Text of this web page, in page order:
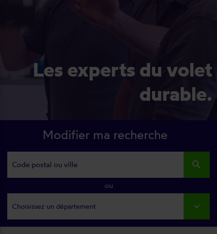
Les experts du volet
durable.
Modifier ma recherche
search
ou
Choisissez un département